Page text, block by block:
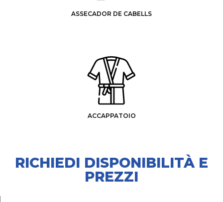
ASSECADOR DE CABELLS
ACCAPPATOIO
RICHIEDI DISPONIBILITÀ E
PREZZI